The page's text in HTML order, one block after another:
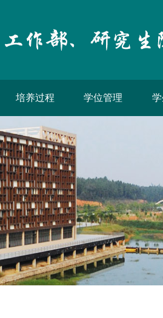
培养过程 学位管理